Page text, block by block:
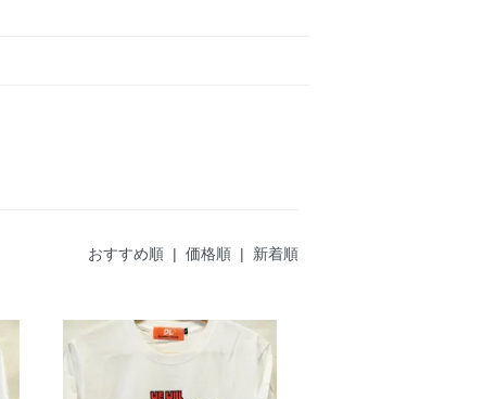
おすすめ順 | 価格順 | 新着順